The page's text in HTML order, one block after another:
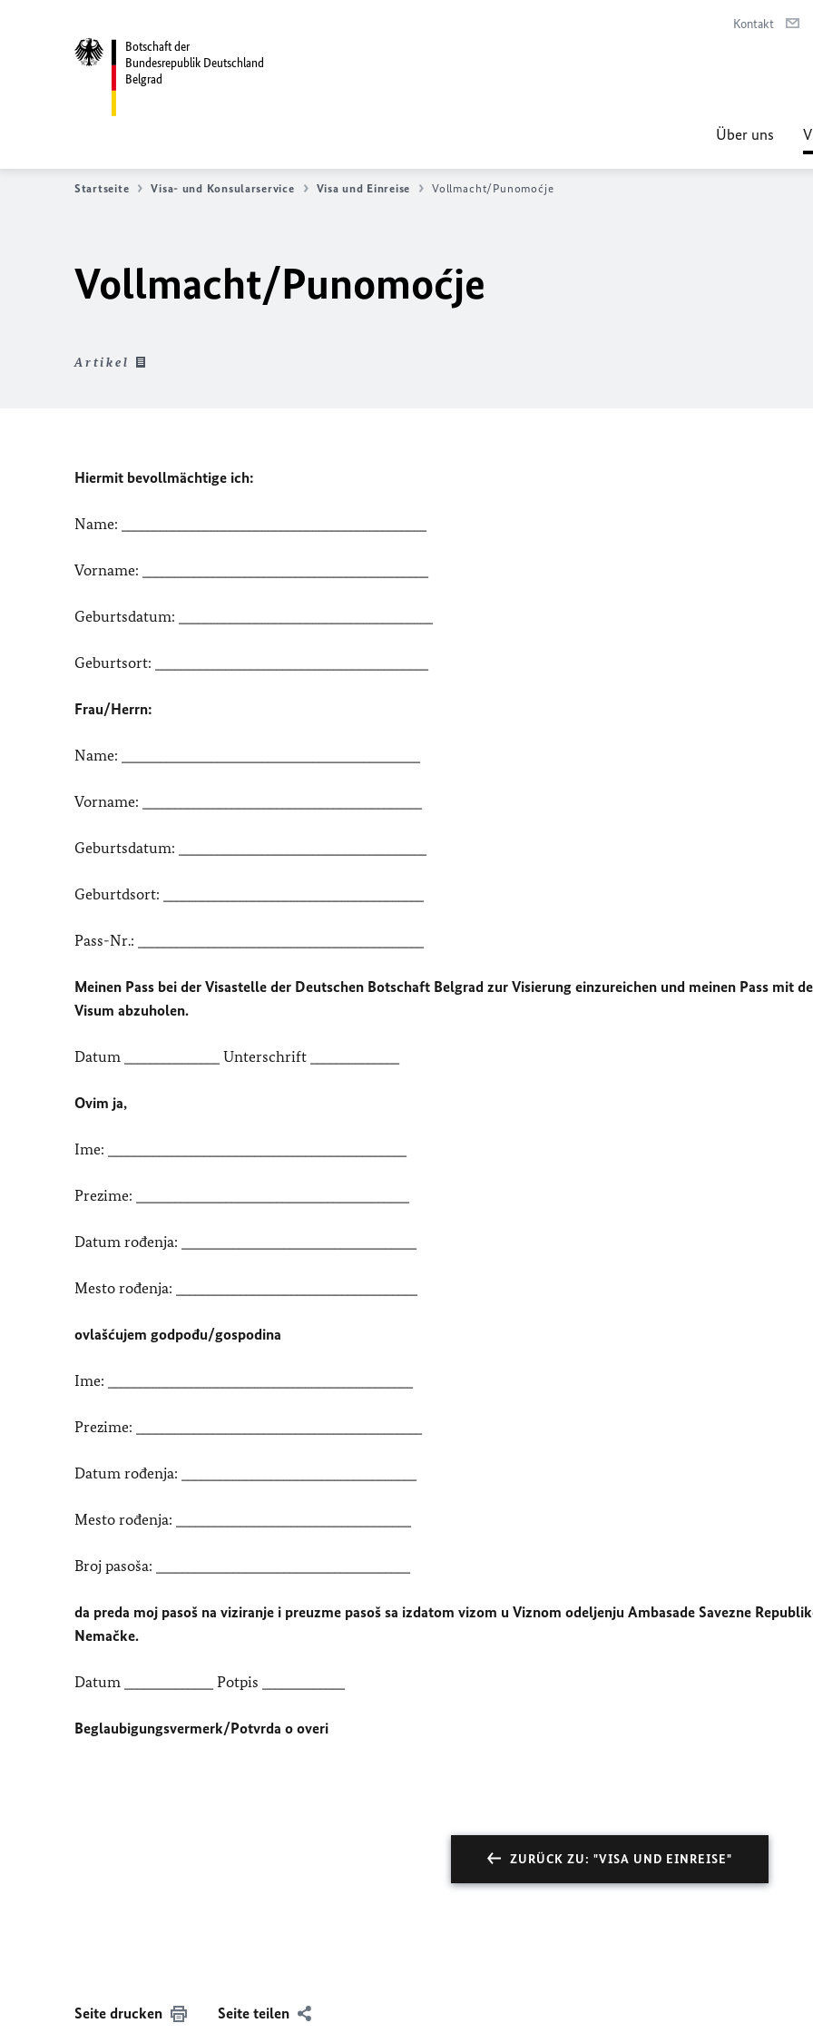
Botschaft der
Bundesrepublik Deutschland
Belgrad
Kontakt
Über uns
Startseite Visa- und Konsularservice Visa und Einreise Vollmacht/Punomoćje
Vollmacht/Punomoćje
Artikel
Hiermit bevollmächtige ich:
Name: ________________________________________________
Vorname: _____________________________________________
Geburtsdatum: ________________________________________
Geburtsort: ___________________________________________
Frau/Herrn:
Name: _______________________________________________
Vorname: ____________________________________________
Geburtsdatum: _______________________________________
Geburtdsort: _________________________________________
Pass-Nr.: _____________________________________________
Meinen Pass bei der Visastelle der Deutschen Botschaft Belgrad zur Visierung einzureichen und meinen Pass mit
Visum abzuholen.
Datum _______________ Unterschrift ______________
Ovim ja,
Ime: _______________________________________________
Prezime: ___________________________________________
Datum rođenja: _____________________________________
Mesto rođenja: ______________________________________
ovlašćujem godpođu/gospodina
Ime: ________________________________________________
Prezime: _____________________________________________
Datum rođenja: _____________________________________
Mesto rođenja: _____________________________________
Broj pasoša: ________________________________________
da preda moj pasoš na viziranje i preuzme pasoš sa izdatom vizom u Viznom odeljenju Ambasade Savezne
Nemačke.
Datum ______________ Potpis _____________
Beglaubigungsvermerk/Potvrda o overi
ZURÜCK ZU: "VISA UND EINREISE"
Seite drucken Seite teilen